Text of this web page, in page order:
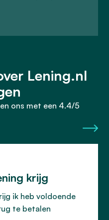
Lening.nl
ons met een 4.4/5
krijg
ik heb voldoende
te betalen